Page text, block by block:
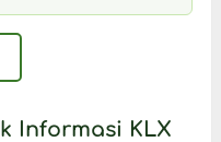
Informasi KLX